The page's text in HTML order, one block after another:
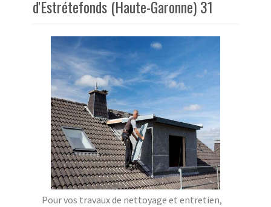
d'Estrétefonds (Haute-Garonne) 31
Pour vos travaux de nettoyage et entretien,